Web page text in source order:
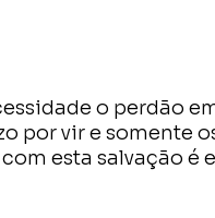
o perdão
por vir e somente
esta salvação é